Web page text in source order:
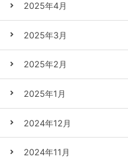
2025年4月
2025年3月
2025年2月
2025年1月
2024年12月
2024年11月